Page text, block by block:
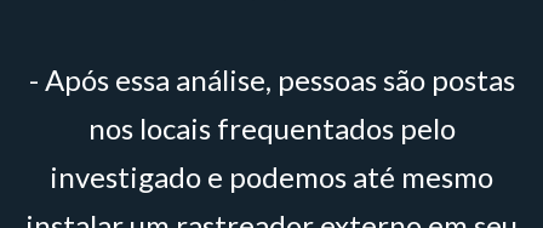
- Após essa análise, pessoas são postas
nos locais frequentados pelo
investigado e podemos até mesmo